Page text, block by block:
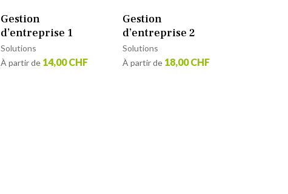
Gestion
d’entreprise 1
Solutions
À partir de 14,00 CHF
Gestion
d’entreprise 2
Solutions
À partir de 18,00 CHF